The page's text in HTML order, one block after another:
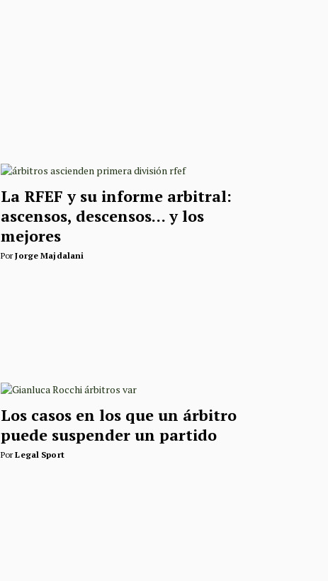
La RFEF y su informe arbitral:
ascensos, descensos… y los
mejores
PorJorge Majdalani
Los casos en los que un árbitro
puede suspender un partido
PorLegal Sport